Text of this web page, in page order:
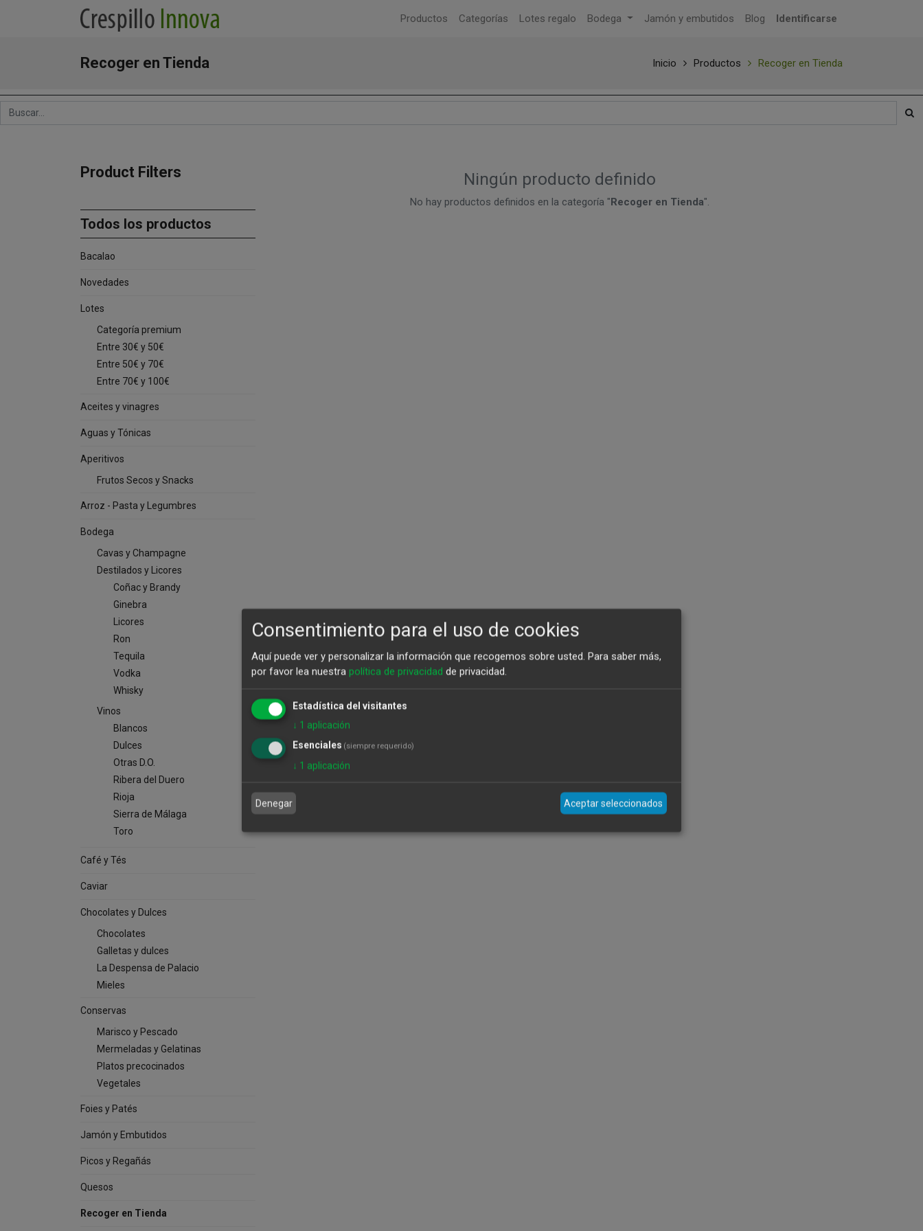
Productos Categorías Lotes regalo Bodega Jamón y embutidos Blog Identificarse
Recoger en Tienda Inicio Productos Recoger en Tienda
Product Filters
Todos los productos
Bacalao
Novedades
Lotes
Categoría premium
Entre 30€ y 50€
Entre 50€ y 70€
Entre 70€ y 100€
Aceites y vinagres
Aguas y Tónicas
Aperitivos
Frutos Secos y Snacks
Arroz - Pasta y Legumbres
Bodega
Cavas y Champagne
Destilados y Licores
Coñac y Brandy
Ginebra
Licores
Ron
Tequila
Vodka
Whisky
Vinos
Blancos
Dulces
Otras D.O.
Ribera del Duero
Rioja
Sierra de Málaga
Toro
Café y Tés
Caviar
Chocolates y Dulces
Chocolates
Galletas y dulces
La Despensa de Palacio
Mieles
Conservas
Marisco y Pescado
Mermeladas y Gelatinas
Platos precocinados
Vegetales
Foies y Patés
Jamón y Embutidos
Picos y Regañás
Quesos
Recoger en Tienda
Ningún producto definido
No hay productos definidos en la categoría "Recoger en Tienda".
Consentimiento para el uso de cookies
Aquí puede ver y personalizar la información que recogemos sobre usted. Para saber más,
por favor lea nuestra política de privacidad de privacidad.
Estadística del visitantes
↓ 1 aplicación
Esenciales (siempre requerido)
↓ 1 aplicación
Denegar Aceptar seleccionados